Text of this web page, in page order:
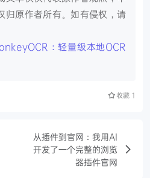
归原作者所有。如有侵权，请
：轻量级本地OCR
收藏 1
从插件到官网：我用AI
开发了一个完整的浏览
器插件官网